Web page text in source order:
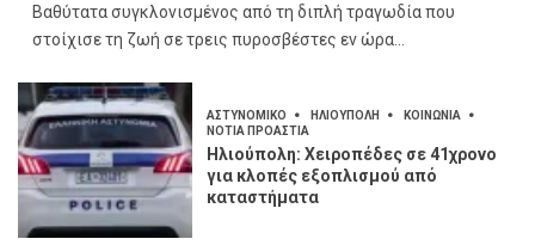
Βαθύτατα συγκλονισμένος από τη διπλή τραγωδία που
στοίχισε τη ζωή σε τρεις πυροσβέστες εν ώρα...
ΑΣΤΥΝΟΜΙΚΟ ΗΛΙΟΥΠΟΛΗ
ΚΟΙΝΩΝΙΑ
ΝΟΤΙΑ ΠΡΟΑΣΤΙΑ
Ηλιούπολη: Χειροπέδες σε 41χρονο
για κλοπές εξοπλισμού από
καταστήματα